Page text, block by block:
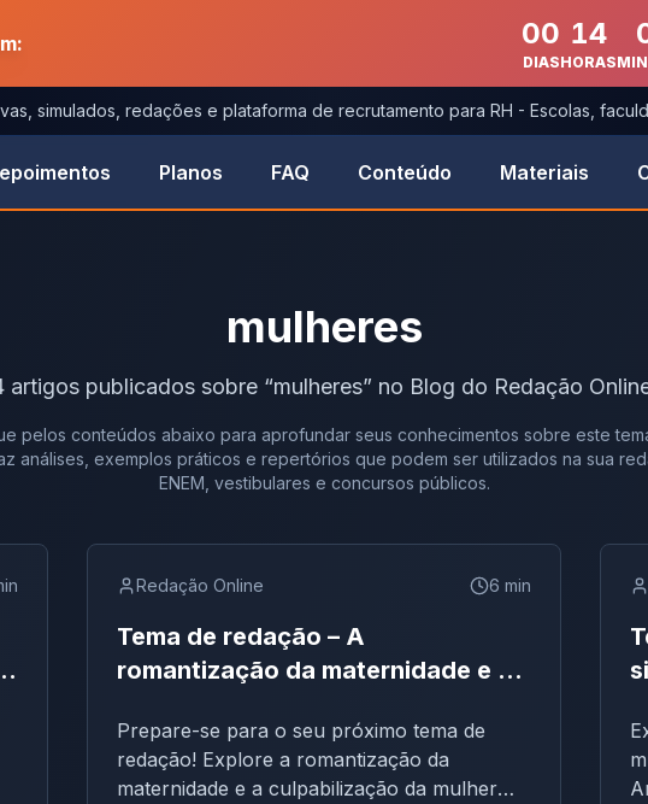
00
DIAS
14
HORAS
simulados, redações e plataforma de recrutamento para RH - Escolas,
Planos FAQ Conteúdo Materiais
mulheres
artigos publicadossobre “mulheres” no Blog do Redação
pelos conteúdos abaixo para aprofundar seus conhecimentos sobre este
análises, exemplos práticos e repertórios que podem ser utilizados na sua
ENEM, vestibulares e concursos públicos.
Redação Online 6 min
Tema de redação – A
romantização da maternidade e a
Prepare-se para o seu próximo tema de
redação! Explore a romantização da
maternidade e a culpabilização da mulher